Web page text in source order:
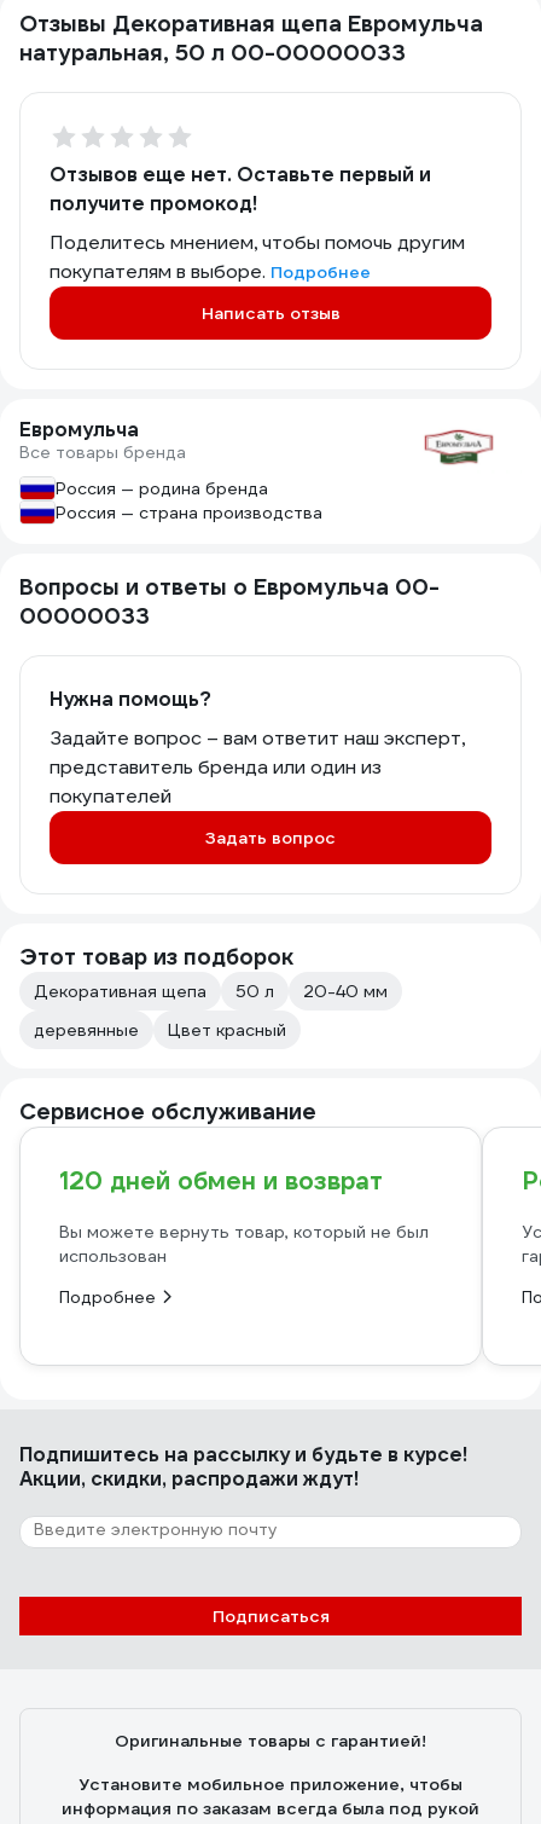
Отзывы Декоративная щепа Евромульча
натуральная, 50 л 00-00000033
Отзывов еще нет. Оставьте первый и
получите промокод!
Поделитесь мнением, чтобы помочь другим
покупателям в выборе. Подробнее
Написать отзыв
Евромульча
Все товары бренда
Россия — родина бренда
Россия — страна производства
Вопросы и ответы о Евромульча 00-
00000033
Нужна помощь?
Задайте вопрос – вам ответит наш эксперт,
представитель бренда или один из
покупателей
Задать вопрос
Этот товар из подборок
Декоративная щепа 50 л
20-40 мм
деревянные
Цвет красный
Сервисное обслуживание
120 дней обмен и возврат
Вы можете вернуть товар, который не был
использован
Подробнее
Подпишитесь на рассылкуи будьте в курсе!
Акции, скидки, распродажи ждут!
Подписаться
Оригинальные товары с гарантией!
Установите мобильное приложение, чтобы
информация по заказам всегда была под рукой